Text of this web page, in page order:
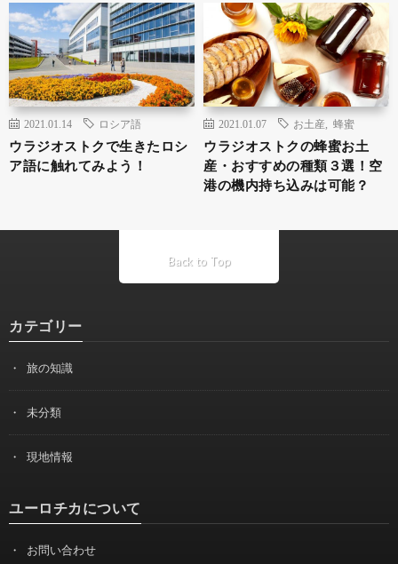
2021.01.14 ロシア語
ウラジオストクで生きたロシ
ア語に触れてみよう！
2021.01.07 お土産 蜂蜜
ウラジオストクの蜂蜜お土
産・おすすめの種類３選！空
港の機内持ち込みは可能？
Back to Top
カテゴリー
旅の知識
未分類
現地情報
ユーロチカについて
お問い合わせ